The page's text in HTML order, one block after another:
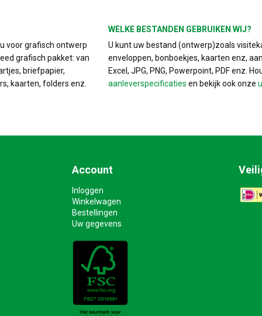
voor grafisch ontwerp
grafisch pakket: van
briefpapier,
kaarten, folders enz.
WELKE BESTANDEN GEBRUIKEN WIJ?
U kunt uw bestand (ontwerp)zoals
enveloppen, bonboekjes, kaarten enz,
Excel, JPG, PNG, Powerpoint, PDF enz.
aanleverspecificaties en bekijk ook onze
Account
Inloggen
Winkelwagen
Bestellingen
Uw gegevens